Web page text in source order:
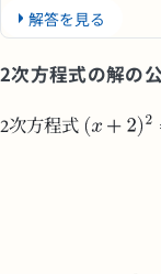
解答を見る
2次方程式の解の
2次方程式